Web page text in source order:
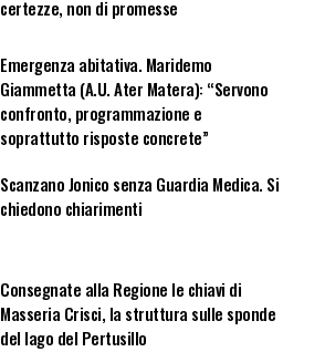
certezze, non di promesse
Emergenza abitativa. Maridemo
Giammetta (A.U. Ater Matera): “Servono
confronto, programmazione e
soprattutto risposte concrete”
Scanzano Jonico senza Guardia Medica. Si
chiedono chiarimenti
Consegnate alla Regione le chiavi di
Masseria Crisci, la struttura sulle sponde
del lago del Pertusillo